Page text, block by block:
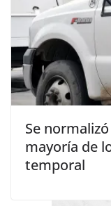
Se
mayoría de
temporal